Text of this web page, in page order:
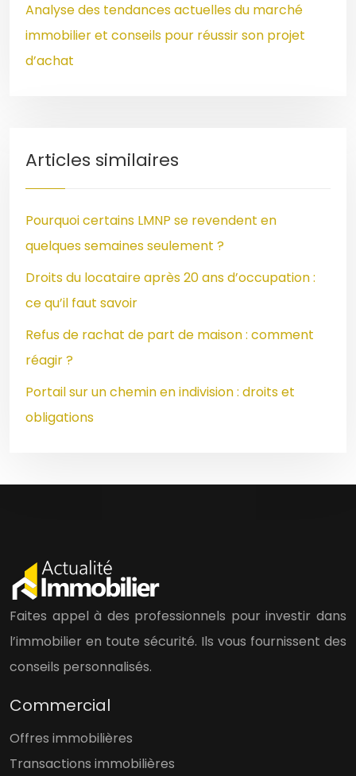
Analyse des tendances actuelles du marché
immobilier et conseils pour réussir son projet
d’achat
Articles similaires
Pourquoi certains LMNP se revendent en
quelques semaines seulement ?
Droits du locataire après 20 ans d’occupation :
ce qu’il faut savoir
Refus de rachat de part de maison : comment
réagir ?
Portail sur un chemin en indivision : droits et
obligations
Faites appel à des professionnels pour investir dans
l’immobilier en toute sécurité. Ils vous fournissent des
conseils personnalisés.
Commercial
Offres immobilières
Transactions immobilières